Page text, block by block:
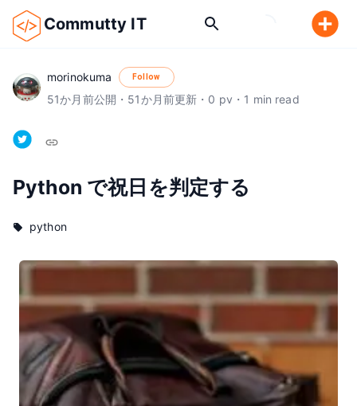
Commutty IT
morinokuma Follow
51か月前公開 ・ 51か月前更新 ・ 0 pv ・ 1 min read
Python で祝日を判定する
python